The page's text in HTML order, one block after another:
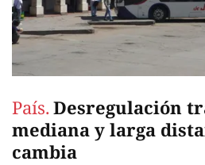
País. Desregulación
mediana y larga
cambia